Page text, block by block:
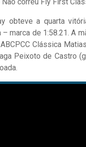
obteve a quarta
marca de 1:58.21. A
Clássica
Peixoto de Castro